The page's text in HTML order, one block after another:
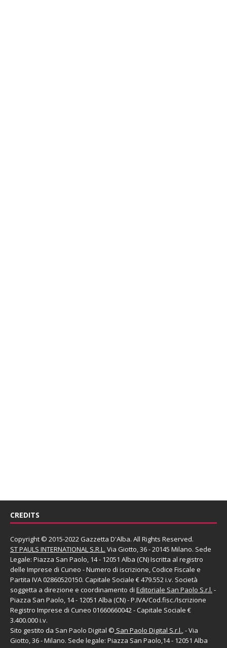
CREDITS
Copyright © 2015-2022 Gazzetta D'Alba. All Rights Reserved.
ST PAULS INTERNATIONAL S.R.L. Via Giotto, 36 - 20145 Milano. Sede
Legale: Piazza San Paolo, 14 - 12051 Alba (CN) Iscritta al registro
delle Imprese di Cuneo - Numero di iscrizione, Codice Fiscale e
Partita IVA 02860520150. Capitale Sociale € 479.552 i.v. Società
soggetta a direzione e coordinamento di Editoriale San Paolo S.r.l. -
Piazza San Paolo, 14 - 12051 Alba (CN) - P.IVA/Cod.fisc./Iscrizione
Registro Imprese di Cuneo 01660660042 - Capitale Sociale €
3.400.000 i.v.
Sito gestito da San Paolo Digital © San Paolo Digital S.r.l., - Via
Giotto, 36 - Milano. Sede legale: Piazza San Paolo,14 - 12051 Alba